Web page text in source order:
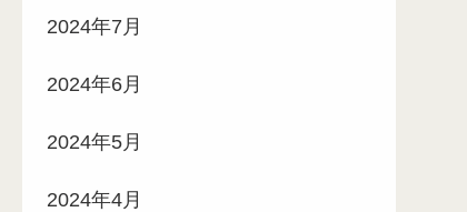
2024年7月
2024年6月
2024年5月
2024年4月